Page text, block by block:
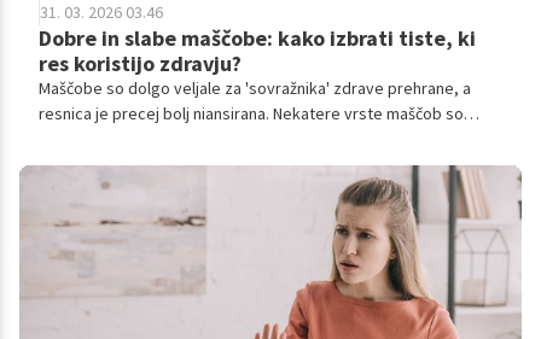
31. 03. 2026 03.46
Dobre in slabe maščobe: kako izbrati tiste, ki
res koristijo zdravju?
Maščobe so dolgo veljale za 'sovražnika' zdrave prehrane, a
resnica je precej bolj niansirana. Nekatere vrste maščob so
dokazano povečujejo tveganje za bolezni. Razumevanje razlik je
zato ena najpomembnejših veščin sodobnega prehranjevanja.